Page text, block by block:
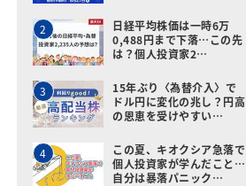
2
日経平均株価は一時6万
0,488円まで下落…この先
は？個人投資家2…
3
15年ぶり〈為替介入〉で
ドル円に変化の兆し？円高
の恩恵を受けやすい…
4
この夏、キオクシア急落で
個人投資家が学んだこと…
自分は暴落パニック…